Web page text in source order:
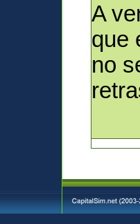
A
que
no